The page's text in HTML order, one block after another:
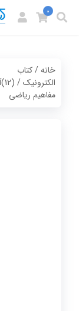
0
خانه/کتاب
الکترونیک
/
مفاهیم ریاضی